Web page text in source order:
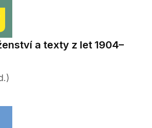
a texty z let 1904–